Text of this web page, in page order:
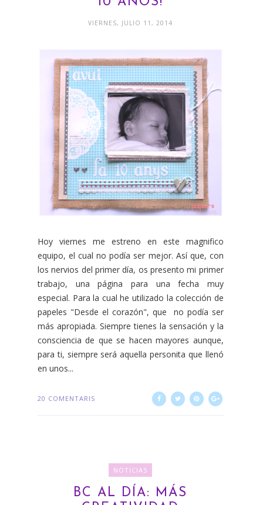
VIERNES, JULIO 11, 2014
Hoy viernes me estreno en este magnifico
equipo, el cual no podía ser mejor. Así que, con
los nervios del primer día, os presento mi primer
trabajo, una página para una fecha muy
especial. Para la cual he utilizado la colección de
papeles "Desde el corazón", que no podía ser
más apropiada. Siempre tienes la sensación y la
consciencia de que se hacen mayores aunque,
para ti, siempre será aquella personita que llenó
en unos...
20 COMENTARIS
NOTICIAS
BC AL DÍA: MÁS